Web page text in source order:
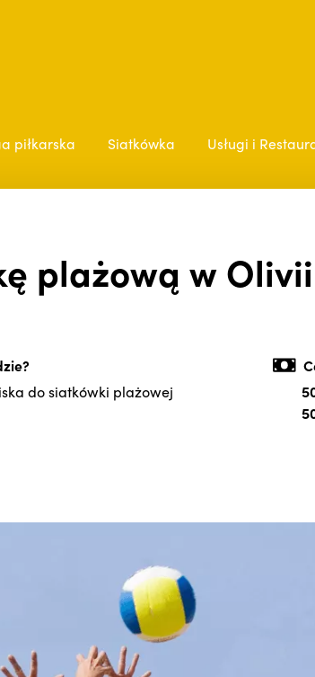
piłkarska Siatkówka Usługi i
plażową w
do siatkówki plażowej